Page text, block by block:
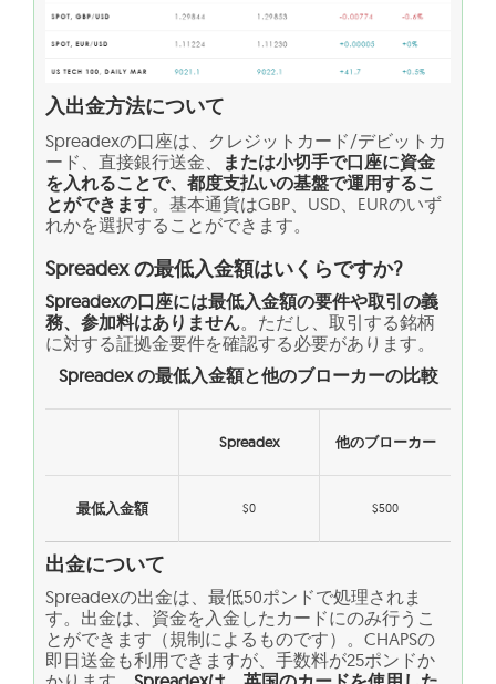
入出金方法について
Spreadexの口座は、クレジットカード/デビットカ
ード、直接銀行送金、
または小切手で口座に資金
を入れることで、都度支払いの基盤で運用するこ
とができます。基本通貨はGBP、USD、EURのいず
れかを選択することができます。
Spreadex の最低入金額はいくらですか?
Spreadexの口座には最低入金額の要件や取引の義
務、参加料はありません。ただし、取引する銘柄
に対する証拠金要件を確認する必要があります。
Spreadexの最低入金額と他のブローカーの比較
Spreadex 他のブローカー
最低入金額 $0 $500
出金について
Spreadexの出金は、最低50ポンドで処理されま
す。出金は、資金を入金したカードにのみ行うこ
とができます（規制によるものです）。CHAPSの
即日送金も利用できますが、手数料が25ポンドか